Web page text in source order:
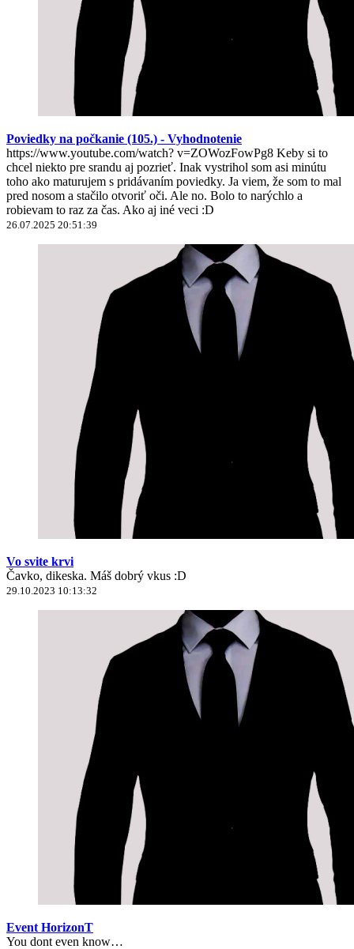
Poviedky na počkanie (105.) - Vyhodnotenie
https://www.youtube.com/watch? v=ZOWozFowPg8 Keby si to
chcel niekto pre srandu aj pozrieť. Inak vystrihol som asi minútu
toho ako maturujem s pridávaním poviedky. Ja viem, že som to mal
pred nosom a stačilo otvoriť oči. Ale no. Bolo to narýchlo a
robievam to raz za čas. Ako aj iné veci :D
26.07.2025 20:51:39
Vo svite krvi
Čavko, dikeska. Máš dobrý vkus :D
29.10.2023 10:13:32
Event HorizonT
You dont even know…